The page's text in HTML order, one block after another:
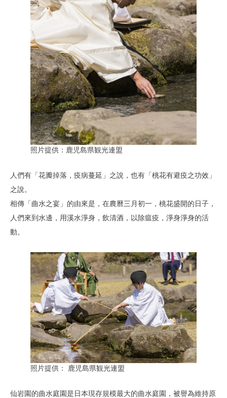
照片提供：鹿児島県観光連盟
人們有「花瓣掉落，疫病蔓延」之說，也有「桃花有避疫之功效」
之說。
相傳「曲水之宴」的由來是，在農曆三月初一，桃花盛開的日子，
人們來到水邊，用溪水淨身，飲清酒，以除瘟疫，淨身淨身的活
動。
照片提供： 鹿児島県観光連盟
仙岩園的曲水庭園是日本現存規模最大的曲水庭園，被譽為維持原